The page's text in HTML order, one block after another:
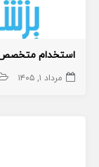
استخدام
مرداد ۱, ۱۴۰۵